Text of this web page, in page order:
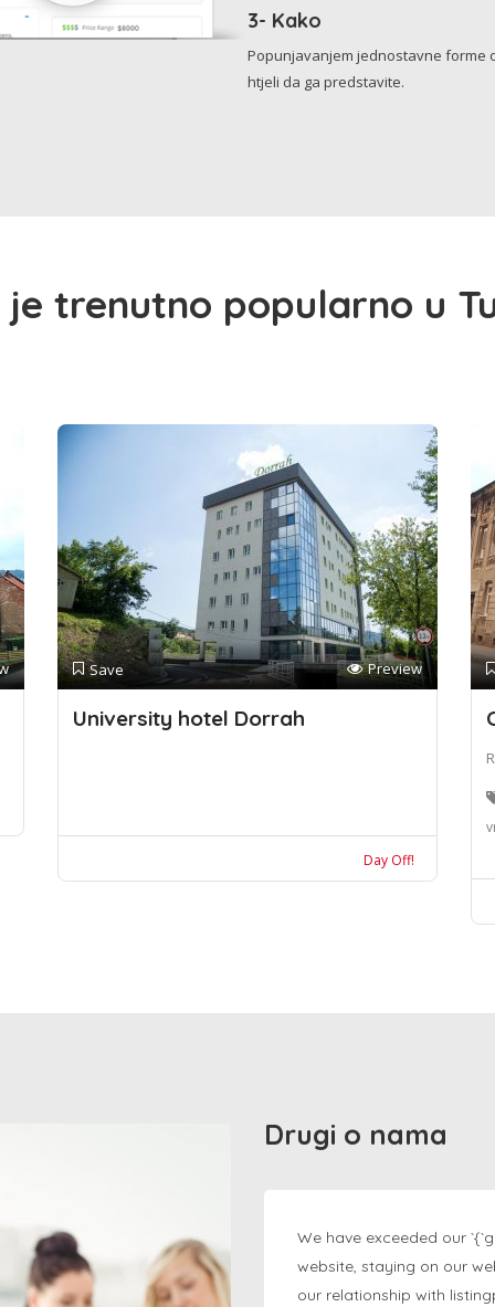
3- Kako
Popunjavanjem jednostavne forme
htjeli da ga predstavite.
je trenutno popularno u
Save Preview
University hotel Dorrah
Day Off!
Drugi o nama
We have exceeded our
website, staying on our
our relationship with